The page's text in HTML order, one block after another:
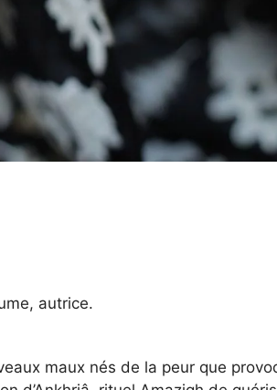
autrice.
maux nés de la peur que